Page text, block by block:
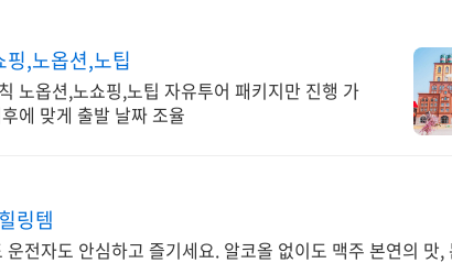
,노옵션,노팁
노옵션,노쇼핑,노팁 자유투어 패키지만 진행 가
에 맞게 출발 날짜 조율
링템
전자도 안심하고 즐기세요. 알코올 없이도 맥주 본연의 맛,